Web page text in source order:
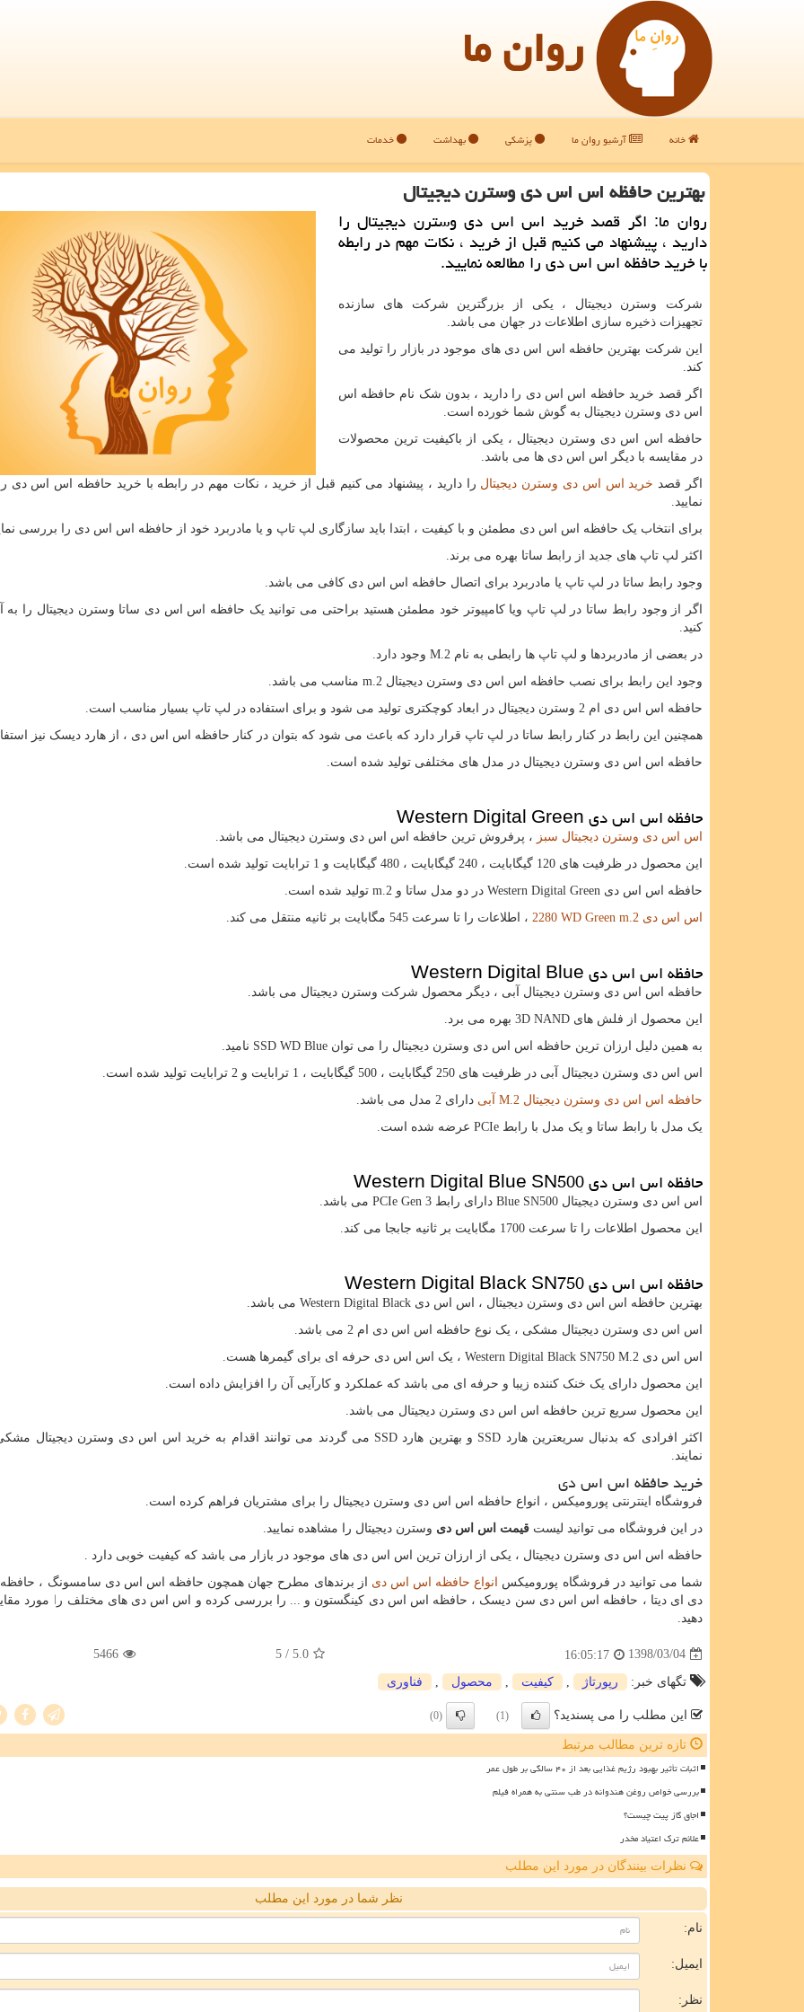
روان ما
خانه آرشیو روان ما پزشکی بهداشت خدمات
بهترین حافظه اس اس دی وسترن دیجیتال
روان ما: اگر قصد خرید اس اس دی وسترن دیجیتال را
دارید ، پیشنهاد می كنیم قبل از خرید ، نكات مهم در رابطه
با خرید حافظه اس اس دی را مطالعه نمایید.
شرکت وسترن دیجیتال ، یکی از بزرگترین شرکت های سازنده
تجهیزات ذخیره سازی اطلاعات در جهان می باشد.
این شرکت بهترین حافظه اس اس دی های موجود در بازار را تولید می
کند.
اگر قصد خرید حافظه اس اس دی را دارید ، بدون شک نام حافظه اس
اس دی وسترن دیجیتال به گوش شما خورده است.
حافظه اس اس دی وسترن دیجیتال ، یکی از باکیفیت ترین محصولات
در مقایسه با دیگر اس اس دی ها می باشد.
اگر قصد خرید اس اس دی وسترن دیجیتال را دارید ، پیشنهاد می کنیم قبل از خرید ، نکات مهم در رابطه با خرید حافظه اس اس دی
نمایید.
برای انتخاب یک حافظه اس اس دی مطمئن و با کیفیت ، ابتدا باید سازگاری لپ تاپ و یا مادربرد خود از حافظه اس اس دی را بررسی
اکثر لپ تاپ های جدید از رابط ساتا بهره می برند.
وجود رابط ساتا در لپ تاپ یا مادربرد برای اتصال حافظه اس اس دی کافی می باشد.
اگر از وجود رابط ساتا در لپ تاپ ویا کامپیوتر خود مطمئن هستید براحتی می توانید یک حافظه اس اس دی ساتا وسترن دیجیتال را
کنید.
در بعضی از مادربردها و لپ تاپ ها رابطی به نام M.2 وجود دارد.
وجود این رابط برای نصب حافظه اس اس دی وسترن دیجیتال m.2 مناسب می باشد.
حافظه اس اس دی ام 2 وسترن دیجیتال در ابعاد کوچکتری تولید می شود و برای استفاده در لپ تاپ بسیار مناسب است.
همچنین این رابط در کنار رابط ساتا در لپ تاپ قرار دارد که باعث می شود که بتوان در کنار حافظه اس اس دی ، از هارد دیسک نیز
حافظه اس اس دی وسترن دیجیتال در مدل های مختلفی تولید شده است.
حافظه اس اس دیWestern Digital Green
اس اس دی وسترن دیجیتال سبز ، پرفروش ترین حافظه اس اس دی وسترن دیجیتال می باشد.
این محصول در ظرفیت های 120 گیگابایت ، 240 گیگابایت ، 480 گیگابایت و 1 ترابایت تولید شده است.
حافظه اس اس دی Western Digital Green در دو مدل ساتا و m.2 تولید شده است.
اس اس دی m.2
WD Green ، اطلاعات را تا سرعت 545 مگابایت بر ثانیه منتقل می کند.
حافظه اس اس دیWestern Digital Blue
حافظه اس اس دی وسترن دیجیتال آبی ، دیگر محصول شرکت وسترن دیجیتال می باشد.
این محصول از فلش های 3D NAND بهره می برد.
به همین دلیل ارزان ترین حافظه اس اس دی وسترن دیجیتال را می توان SSD WD Blue نامید.
اس اس دی وسترن دیجیتال آبی در ظرفیت های 250 گیگابایت ، 500 گیگابایت ، 1 ترابایت و 2 ترابایت تولید شده است.
حافظه اس اس دی وسترن دیجیتال M.2 آبی دارای 2 مدل می باشد.
یک مدل با رابط ساتا و یک مدل با رابط PCIe عرضه شده است.
حافظه اس اس دیWestern Digital Blue SN500
اس اس دی وسترن دیجیتال Blue SN500 دارای رابط PCIe Gen 3 می باشد.
این محصول اطلاعات را تا سرعت 1700 مگابایت بر ثانیه جابجا می کند.
حافظه اس اس دیWestern Digital Black SN750
بهترین حافظه اس اس دی وسترن دیجیتال ، اس اس دی Western Digital Black می باشد.
اس اس دی وسترن دیجیتال مشکی ، یک نوع حافظه اس اس دی ام 2 می باشد.
اس اس دی Western Digital Black SN750 M.2 ، یک اس اس دی حرفه ای برای گیمرها هست.
این محصول دارای یک خنک کننده زیبا و حرفه ای می باشد که عملکرد و کارآیی آن را افزایش داده است.
این محصول سریع ترین حافظه اس اس دی وسترن دیجیتال می باشد.
اکثر افرادی که بدنبال سریعترین هارد SSD و بهترین هارد SSD می گردند می توانند اقدام به خرید اس اس دی وسترن دیجیتال
نمایند.
خرید حافظه اس اس دی
فروشگاه اینترنتی پورومیکس ، انواع حافظه اس اس دی وسترن دیجیتال را برای مشتریان فراهم کرده است.
در این فروشگاه می توانید لیست قیمت اس اس دی وسترن دیجیتال را مشاهده نمایید.
حافظه اس اس دی وسترن دیجیتال ، یکی از ارزان ترین اس اس دی های موجود در بازار می باشد که کیفیت خوبی دارد .
شما می توانید در فروشگاه پورومیکس
انواع حافظه اس اس دی از برندهای مطرح جهان همچون حافظه اس اس دی سامسونگ ،
دی ای دیتا ، حافظه اس اس دی سن دیسک ، حافظه اس اس دی کینگستون و ... را بررسی کرده و اس اس دی های مختلف را مورد
دهید.
1398/03/04
16:05:17
5.0
/ 5
5466
تگهای خبر: رپورتاژ كیفیت محصول فناوری
این مطلب را می پسندید؟ (1)
(0)
تازه ترین مطالب مرتبط
اثبات تأثیر بهبود رژیم غذایی بعد از ۴۰ سالگی بر طول عمر
بررسی خواص روغن هندوانه در طب سنتی به همراه فیلم
اجاق گاز پیت چیست؟
علائم ترک اعتیاد مخدر
نظرات بینندگان در مورد این مطلب
نظر شما در مورد این مطلب
نام:
ایمیل:
نظر: